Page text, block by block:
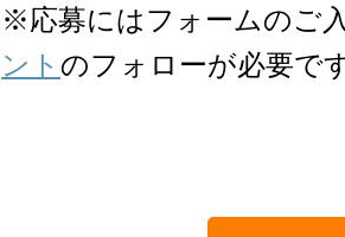
※応募にはフォームのご入
ント のフォローが必要です